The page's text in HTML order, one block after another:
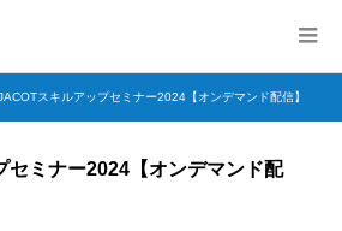
スキルアップセミナー2024【オンデマンド配信】
セミナー2024【オンデマンド配